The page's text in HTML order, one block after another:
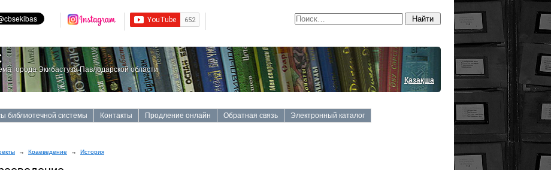
города Экибастуза Павлодарской области
Қазақша
библиотечной системы Контакты Продление онлайн Обратная связь
Электронный каталог
→ Краеведение → История